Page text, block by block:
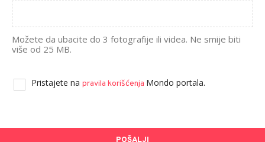
Možete da ubacite do 3 fotografije ili videa. Ne smije biti
više od 25 MB.
Pristajete na pravila korišćenja Mondo portala.
POŠALJI